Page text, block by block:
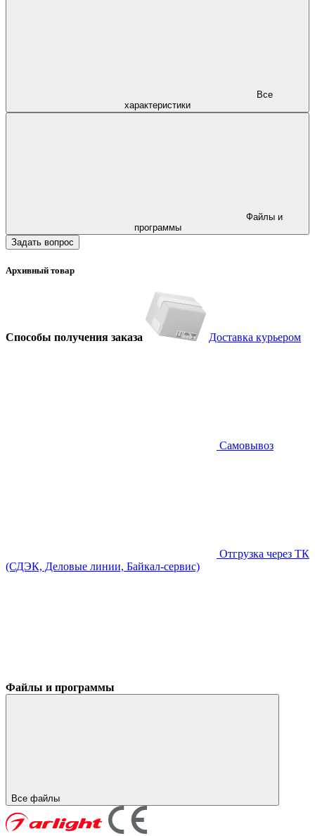
характеристики
программы
Задать вопрос
Архивный товар
Способы получения заказа Доставка курьером
Самовывоз
Отгрузка через ТК
(СДЭК, Деловые линии, Байкал-сервис)
Файлы и программы
Все файлы